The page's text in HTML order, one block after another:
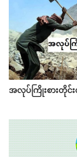
အလုပ်ကြိုးစားတိုင်း